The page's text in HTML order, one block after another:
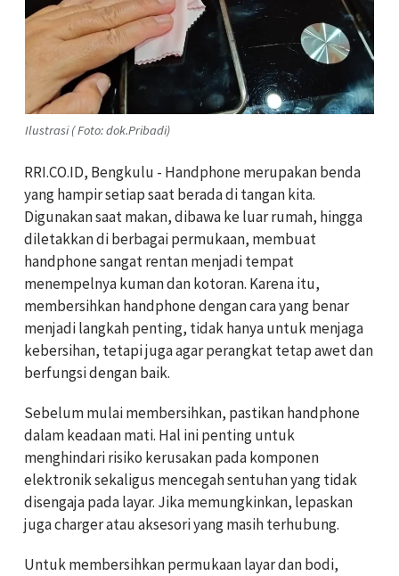
Ilustrasi ( Foto: dok.Pribadi)
RRI.CO.ID, Bengkulu - Handphone merupakan benda
yang hampir setiap saat berada di tangan kita.
Digunakan saat makan, dibawa ke luar rumah, hingga
diletakkan di berbagai permukaan, membuat
handphone sangat rentan menjadi tempat
menempelnya kuman dan kotoran. Karena itu,
membersihkan handphone dengan cara yang benar
menjadi langkah penting, tidak hanya untuk menjaga
kebersihan, tetapi juga agar perangkat tetap awet dan
berfungsi dengan baik.
Sebelum mulai membersihkan, pastikan handphone
dalam keadaan mati. Hal ini penting untuk
menghindari risiko kerusakan pada komponen
elektronik sekaligus mencegah sentuhan yang tidak
disengaja pada layar. Jika memungkinkan, lepaskan
juga charger atau aksesori yang masih terhubung.
Untuk membersihkan permukaan layar dan bodi,